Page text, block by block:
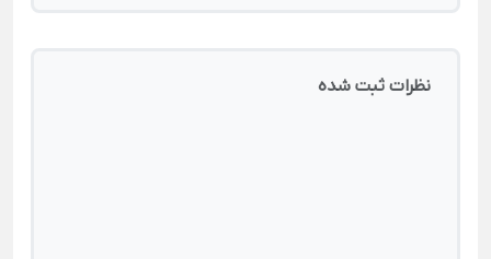
نظرات ثبت شده